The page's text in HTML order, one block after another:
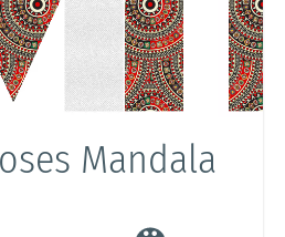
Mandala